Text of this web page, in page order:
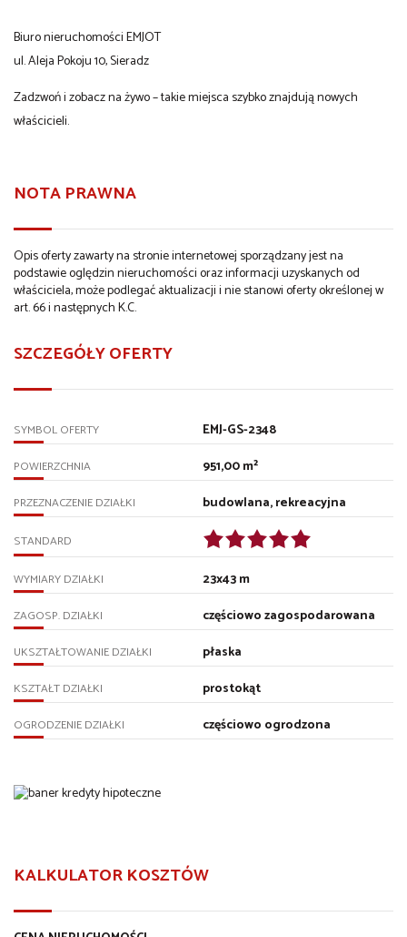
Biuro nieruchomości EMJOT
ul. Aleja Pokoju 10, Sieradz
Zadzwoń i zobacz na żywo – takie miejsca szybko znajdują nowych
właścicieli.
NOTA PRAWNA
Opis oferty zawarty na stronie internetowej sporządzany jest na
podstawie oględzin nieruchomości oraz informacji uzyskanych od
właściciela, może podlegać aktualizacji i nie stanowi oferty określonej w
art. 66 i następnych K.C.
SZCZEGÓŁY OFERTY
SYMBOL OFERTY EMJ-GS-2348
POWIERZCHNIA 951,00 m²
PRZEZNACZENIE DZIAŁKI budowlana, rekreacyjna
STANDARD
WYMIARY DZIAŁKI 23x43 m
ZAGOSP. DZIAŁKI częściowo zagospodarowana
UKSZTAŁTOWANIE DZIAŁKI płaska
KSZTAŁT DZIAŁKI prostokąt
OGRODZENIE DZIAŁKI częściowo ogrodzona
KALKULATOR KOSZTÓW